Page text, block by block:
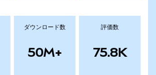
ダウンロード数
50M+
評価数
75.8K